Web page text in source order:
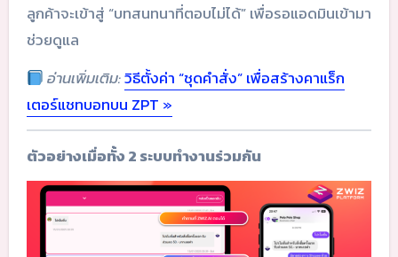
ลูกค้าจะเข้าสู่ “บทสนทนาที่ตอบไม่ได้” เพื่อรอแอดมินเข้ามา
ช่วยดูแล
อ่านเพิ่มเติม:วิธีตั้งค่า “ชุดคำสั่ง” เพื่อสร้างคาแร็ก
เตอร์แชทบอทบน ZPT »
ตัวอย่างเมื่อทั้ง 2 ระบบทำงานร่วมกัน